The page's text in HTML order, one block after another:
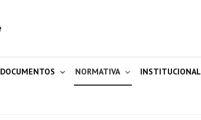
DOCUMENTOS NORMATIVA INSTITUCIONAL